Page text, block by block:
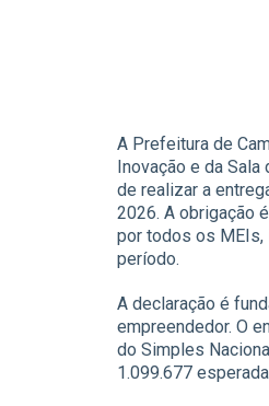
A Prefeitura de
Inovação e da
de realizar a
2026. A obrigação
por todos os MEIs,
período.
A declaração é
empreendedor. O
do Simples
1.099.677